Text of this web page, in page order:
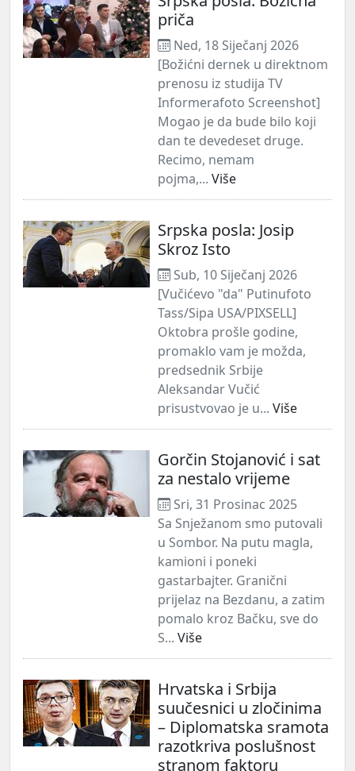
priča
Ned, 18 Siječanj 2026
[Božićni dernek u direktnom
prenosu iz studija TV
Informerafoto Screenshot]
Mogao je da bude bilo koji
dan te devedeset druge.
Recimo, nemam
pojma,... Više
Srpska posla: Josip
Skroz Isto
Sub, 10 Siječanj 2026
[Vučićevo "da" Putinufoto
Tass/Sipa USA/PIXSELL]
Oktobra prošle godine,
promaklo vam je možda,
predsednik Srbije
Aleksandar Vučić
prisustvovao je u... Više
Gorčin Stojanović i sat
za nestalo vrijeme
Sri, 31 Prosinac 2025
Sa Snježanom smo putovali
u Sombor. Na putu magla,
kamioni i poneki
gastarbajter. Granični
prijelaz na Bezdanu, a zatim
pomalo kroz Bačku, sve do
S... Više
Hrvatska i Srbija
suučesnici u zločinima
– Diplomatska sramota
razotkriva poslušnost
stranom faktoru